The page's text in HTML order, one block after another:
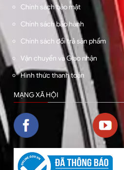
Chính sách bảo mật
Chính sách bảo hành
Chính sách đổi trả sản phẩm
Vận chuyển và Giao nhận
Hình thức thanh toán
MẠNG XÃ HỘI